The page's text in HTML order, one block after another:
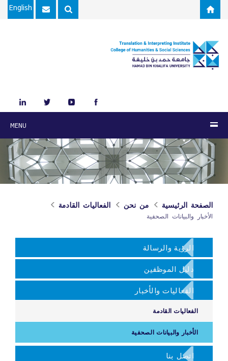
Skip to main content
English
MENU
الصفحة الرئيسية من نحن الفعاليات القادمة
الأخبار والبيانات الصحفية
الرؤية والرسالة
دليل الموظفين
الفعاليات والأخبار
الفعاليات القادمة
الأخبار والبيانات الصحفية
اتصل بنا